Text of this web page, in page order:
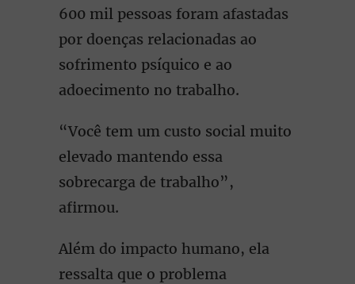
600 mil pessoas foram afastadas
por doenças relacionadas ao
sofrimento psíquico e ao
adoecimento no trabalho.
“Você tem um custo social muito
elevado mantendo essa
sobrecarga de trabalho”,
afirmou.
Além do impacto humano, ela
ressalta que o problema